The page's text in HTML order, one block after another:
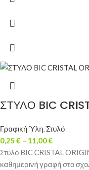
ΣΤΥΛΟ BIC
Γραφική Ύλη, Στυλό
0,25 € – 11,00€
Στυλό BIC CRISTAL
καθημερινή γραφή στο